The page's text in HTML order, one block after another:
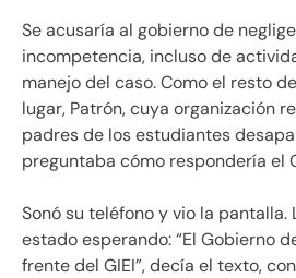
Se acusaría al gobierno de
incompetencia, incluso de
manejo del caso. Como el resto
lugar, Patrón, cuya organización
padres de los estudiantes
preguntaba cómo respondería el
Sonó su teléfono y vio la pantalla.
estado esperando: “El Gobierno
frente del GIEI”, decía el texto,